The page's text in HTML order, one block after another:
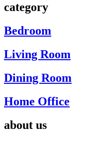
category
Bedroom
Living Room
Dining Room
Home Office
about us